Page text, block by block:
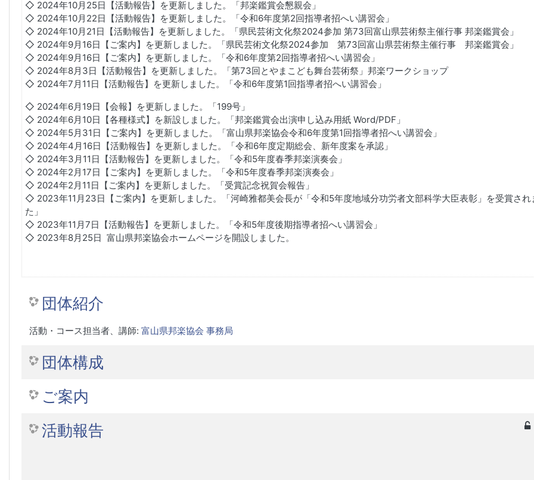
◇ 2024年10月25日【活動報告】を更新しました。「邦楽鑑賞会懇親会」
◇ 2024年10月22日【活動報告】を更新しました。「令和6年度第2回指導者招へい講習会」
◇ 2024年10月21日【活動報告】を更新しました。「県民芸術文化祭2024参加 第73回富山県芸術祭主催行事 邦楽鑑賞会」
◇ 2024年9月16日【ご案内】を更新しました。「県民芸術文化祭2024参加 第73回富山県芸術祭主催行事 邦楽鑑賞会」
◇ 2024年9月16日【ご案内】を更新しました。「令和6年度第2回指導者招へい講習会」
◇ 2024年8月3日【活動報告】を更新しました。「第73回とやまこども舞台芸術祭」邦楽ワークショップ
◇ 2024年7月11日【活動報告】を更新しました。「令和6年度第1回指導者招へい講習会」
◇ 2024年6月19日【会報】を更新しました。「199号」
◇ 2024年6月10日【各種様式】を新設しました。「邦楽鑑賞会出演申し込み用紙 Word/PDF」
◇ 2024年5月31日【ご案内】を更新しました。「富山県邦楽協会令和6年度第1回指導者招へい講習会」
◇ 2024年4月16日【活動報告】を更新しました。「令和6年度定期総会、新年度案を承認」
◇ 2024年3月11日【活動報告】を更新しました。「令和5年度春季邦楽演奏会」
◇ 2024年2月17日【ご案内】を更新しました。「令和5年度春季邦楽演奏会」
◇ 2024年2月11日【ご案内】を更新しました。「受賞記念祝賀会報告」
◇ 2023年11月23日【ご案内】を更新しました。「河崎雅都美会長が「令和5年度地域分功労者文部科学大臣表彰」を受賞され
た」
◇ 2023年11月7日【活動報告】を更新しました。「令和5年度後期指導者招へい講習会」
◇ 2023年8月25日 富山県邦楽協会ホームページを開設しました。
団体紹介
活動・コース担当者、講師: 富山県邦楽協会 事務局
団体構成
ご案内
活動報告